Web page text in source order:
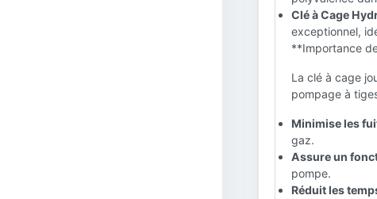
Clé à Cage
exceptionnel,
**Importance
La clé à cage
pompage à
Minimise les
gaz.
Assure un
pompe.
Réduit les